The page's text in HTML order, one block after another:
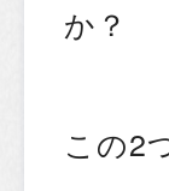
か？
この2